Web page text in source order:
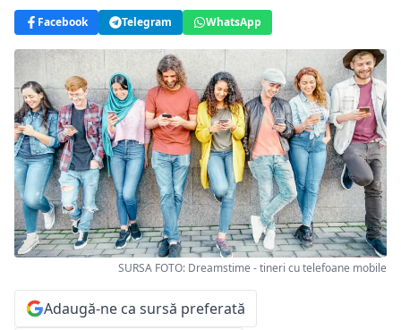
Facebook Telegram WhatsApp
SURSA FOTO: Dreamstime - tineri cu telefoane mobile
Adaugă-ne ca sursă preferată